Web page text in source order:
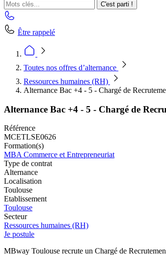
C'est parti !
Être rappelé
Toutes nos offres d’alternance
Ressources humaines (RH)
Alternance Bac +4 - 5 - Chargé de
Alternance Bac +4 - 5 - Chargé de
Référence
MCETLSE0626
Formation(s)
MBA Commerce et Entrepreneuriat
Type de contrat
Alternance
Localisation
Toulouse
Etablissement
Toulouse
Secteur
Ressources humaines (RH)
Je postule
MBway Toulouse recrute un Chargé de